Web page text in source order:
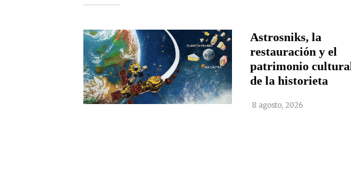
Astrosniks, la
restauración y el
patrimonio
de la historieta
8 agosto, 2026